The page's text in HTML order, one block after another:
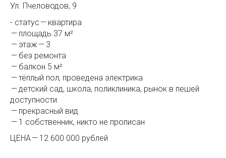
Ул. Пчеловодов, 9
- статус — квартира
— площадь 37 м²
— этаж — 3
— без ремонта
— балкон 5 м²
— тёплый пол, проведена электрика
— детский сад, школа, поликлиника, рынок в пешей
доступности
— прекрасный вид
— 1 собственник, никто не прописан
ЦЕНА — 12 600 000 рублей